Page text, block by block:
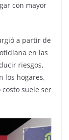
con mayor
a partir de
en las
riesgos,
los hogares,
suele ser